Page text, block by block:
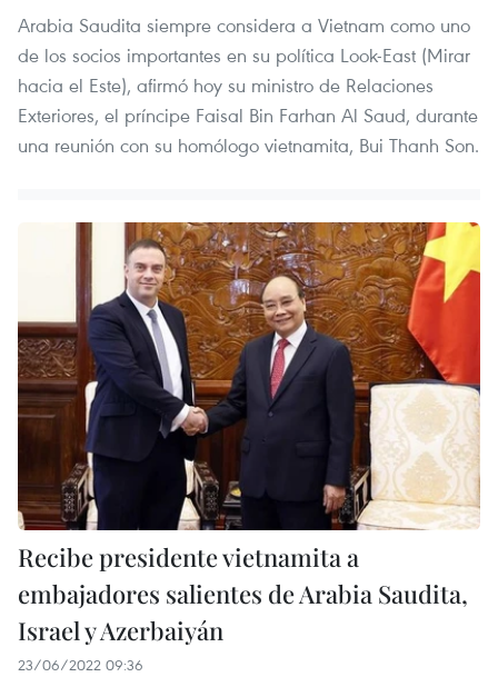
Arabia Saudita siempre considera a Vietnam como uno
de los socios importantes en su política Look-East (Mirar
hacia el Este), afirmó hoy su ministro de Relaciones
Exteriores, el príncipe Faisal Bin Farhan Al Saud, durante
una reunión con su homólogo vietnamita, Bui Thanh Son.
Recibe presidente vietnamita a
embajadores salientes de Arabia Saudita,
Israel y Azerbaiyán
23/06/2022 09:36